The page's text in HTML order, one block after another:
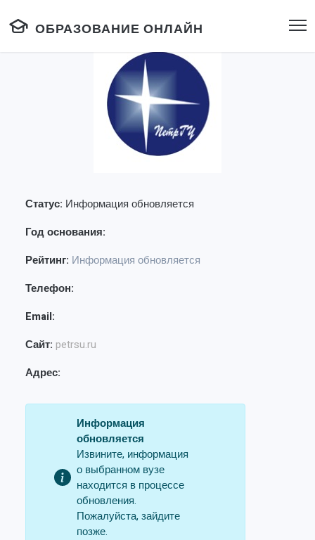
ОБРАЗОВАНИЕ ОНЛАЙН
Статус: Информация обновляется
Год основания:
Рейтинг: Информация обновляется
Телефон:
Email:
Сайт: petrsu.ru
Адрес:
Информация
обновляется
Извините, информация
о выбранном вузе
находится в процессе
обновления.
Пожалуйста, зайдите
позже.